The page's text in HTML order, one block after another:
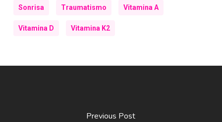
Sonrisa Traumatismo Vitamina A
Vitamina D Vitamina K2
Previous Post